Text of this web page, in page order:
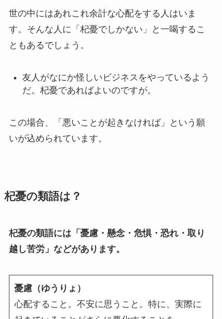
世の中にはあれこれ余計な心配をする人はいま
す。そんな人に「杞憂でしかない」と一喝するこ
ともあるでしょう。
友人がなにか怪しいビジネスをやっているよう
だ。杞憂であればよいのですが。
この場合、「悪いことが起きなければ」という願
いが込められています。
杞憂の類語は？
杞憂の類語には「憂慮・懸念・危惧・恐れ・取り
越し苦労」などがあります。
憂慮（ゆうりょ）
心配すること。不安に思うこと。特に、実際に